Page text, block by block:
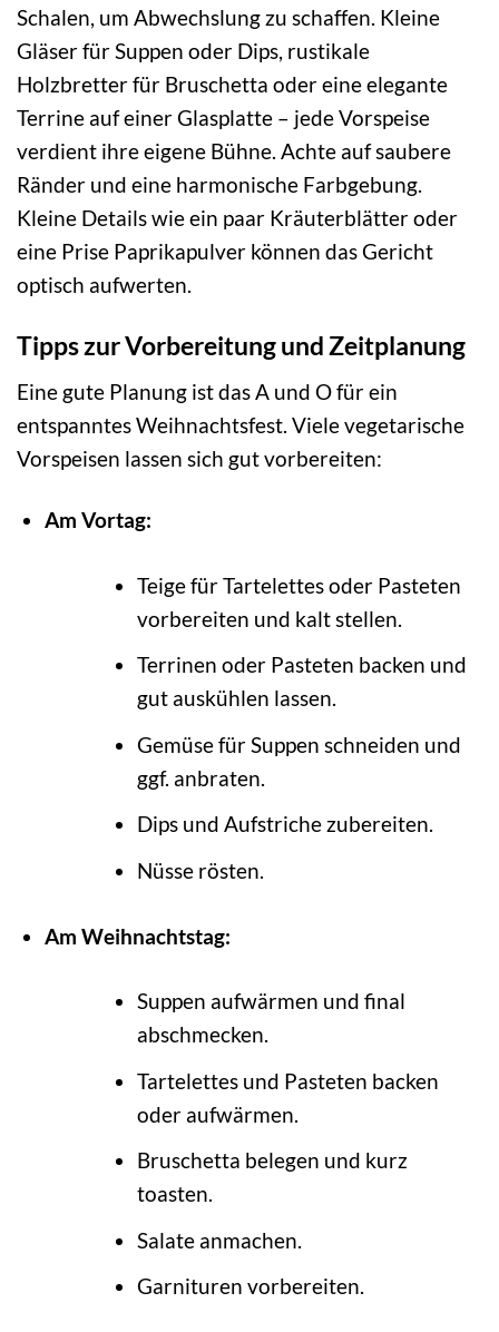
Schalen, um Abwechslung zu schaffen. Kleine
Gläser für Suppen oder Dips, rustikale
Holzbretter für Bruschetta oder eine elegante
Terrine auf einer Glasplatte – jede Vorspeise
verdient ihre eigene Bühne. Achte auf saubere
Ränder und eine harmonische Farbgebung.
Kleine Details wie ein paar Kräuterblätter oder
eine Prise Paprikapulver können das Gericht
optisch aufwerten.
Tipps zur Vorbereitung und Zeitplanung
Eine gute Planung ist das A und O für ein
entspanntes Weihnachtsfest. Viele vegetarische
Vorspeisen lassen sich gut vorbereiten:
Am Vortag:
Teige für Tartelettes oder Pasteten
vorbereiten und kalt stellen.
Terrinen oder Pasteten backen und
gut auskühlen lassen.
Gemüse für Suppen schneiden und
ggf. anbraten.
Dips und Aufstriche zubereiten.
Nüsse rösten.
Am Weihnachtstag:
Suppen aufwärmen und final
abschmecken.
Tartelettes und Pasteten backen
oder aufwärmen.
Bruschetta belegen und kurz
toasten.
Salate anmachen.
Garnituren vorbereiten.